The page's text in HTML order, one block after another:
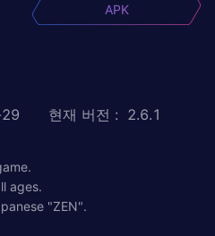
APK
현재 버전 : 2.6.1
ages.
"ZEN".